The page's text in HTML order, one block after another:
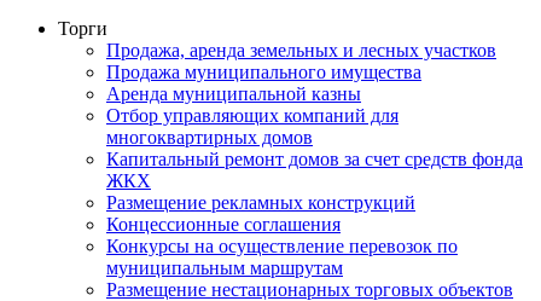
Торги
Продажа, аренда земельных и лесных участков
Продажа муниципального имущества
Аренда муниципальной казны
Отбор управляющих компаний для
многоквартирных домов
Капитальный ремонт домов за счет средств фонда
ЖКХ
Размещение рекламных конструкций
Концессионные соглашения
Конкурсы на осуществление перевозок по
муниципальным маршрутам
Размещение нестационарных торговых объектов